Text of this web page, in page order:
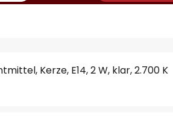
Kerze, E14, 2 W, klar, 2.700 K